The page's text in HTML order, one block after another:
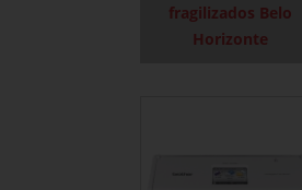
fragilizados Belo
Horizonte